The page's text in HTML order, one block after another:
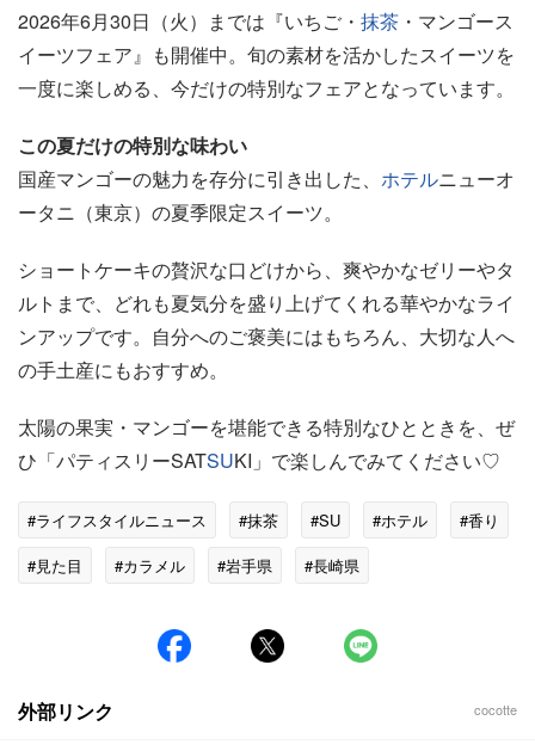
2026年6月30日（火）までは『いちご・ 抹茶 ・マンゴース
イーツフェア』も開催中。旬の素材を活かしたスイーツを
一度に楽しめる、今だけの特別なフェアとなっています。
この夏だけの特別な味わい
国産マンゴーの魅力を存分に引き出した、 ホテルニューオ
ータニ（東京）の夏季限定スイーツ。
ショートケーキの贅沢な口どけから、爽やかなゼリーやタ
ルトまで、どれも夏気分を盛り上げてくれる華やかなライ
ンアップです。自分へのご褒美にはもちろん、大切な人へ
の手土産にもおすすめ。
太陽の果実・マンゴーを堪能できる特別なひとときを、ぜ
ひ「パティスリーSATSUKI」で楽しんでみてください♡
#ライフスタイルニュース #抹茶 #SU #ホテル
#香り
#見た目
#カラメル #岩手県 #長崎県
外部リンク cocotte